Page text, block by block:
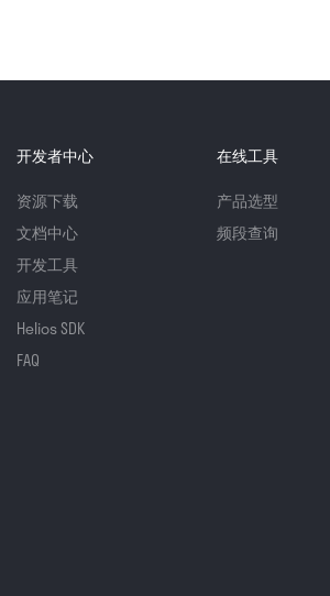
开发者中心
资源下载
文档中心
开发工具
应用笔记
Helios SDK
FAQ
在线工具
产品选型
频段查询